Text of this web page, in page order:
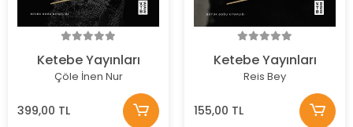
Ketebe Yayınları
Çöle İnen Nur
399,00 TL
Ketebe Yayınları
Reis Bey
155,00 TL